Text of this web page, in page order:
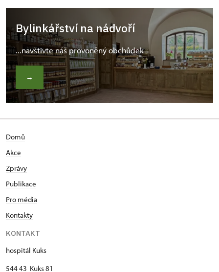
Bylinkářství na nádvoří
...navštivte náš provoněný obchůdek
→
Domů
Akce
Zprávy
Publikace
Pro média
Kontakty
KONTAKT
hospitál Kuks
544 43 Kuks 81